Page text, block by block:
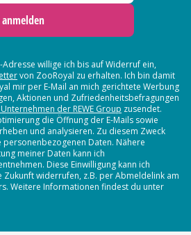
anmelden
willige ich bis auf Widerruf ein,
von ZooRoyal zu erhalten. Ich bin damit
mir per E-Mail an mich gerichtete Werbung
Aktionen und Zufriedenheitsbefragungen
der REWE Group zusendet.
die Öffnung der E-Mails sowie
und analysieren. Zu diesem Zweck
Daten. Nähere
meiner Daten kann ich
Diese Einwilligung kann ich
widerrufen, z.B. per Abmeldelink am
Weitere Informationen findest du unter